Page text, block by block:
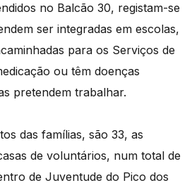
no Balcão 30, registam-se
ser integradas em escolas,
para os Serviços de
ou têm doenças
pretendem trabalhar.
das famílias, são 33, as
de voluntários, num total de
de Juventude do Pico dos